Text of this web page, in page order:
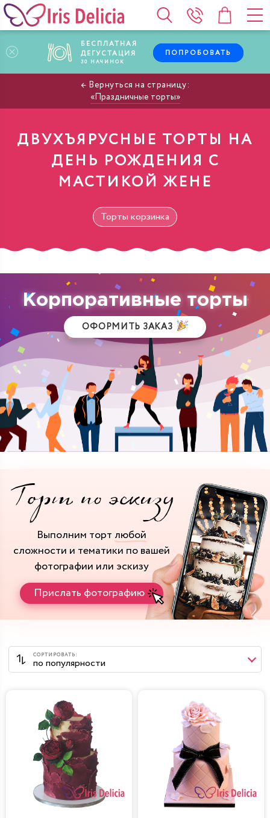
БЕСПЛАТНАЯ
ДЕГУСТАЦИЯ
30 НАЧИНОК
ПОПРОБОВАТЬ
Праздничные торты
ДВУХЪЯРУСНЫЕ ТОРТЫ НА
ДЕНЬ РОЖДЕНИЯ С
МАСТИКОЙ ЖЕНЕ
Торты корзинка
Корпоративные торты
ОФОРМИТЬ ЗАКАЗ
Выполним торт любой
сложности и тематики по вашей
фотографии или эскизу
Прислать фотографию